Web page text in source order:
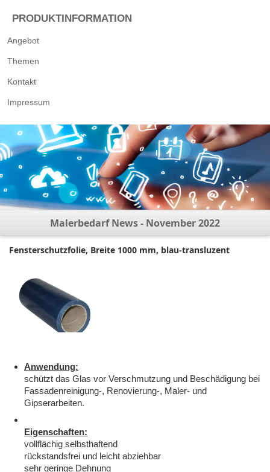
PRODUKTINFORMATION
Angebot
Themen
Kontakt
Impressum
Malerbedarf News - November 2022
Fensterschutzfolie, Breite 1000 mm, blau-transluzent
Anwendung:
schützt das Glas vor Verschmutzung und Beschädigung bei
Fassadenreinigung-, Renovierung-, Maler- und
Gipserarbeiten.
Eigenschaften:
vollflächig selbsthaftend
rückstandsfrei und leicht abziehbar
sehr geringe Dehnung